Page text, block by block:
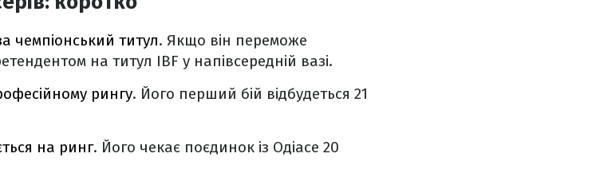
чемпіонський титул. Якщо він переможе
на титул IBF у напівсередній вазі.
рингу. Його перший бій відбудеться 21
на ринг. Його чекає поєдинок із Одіасе 20